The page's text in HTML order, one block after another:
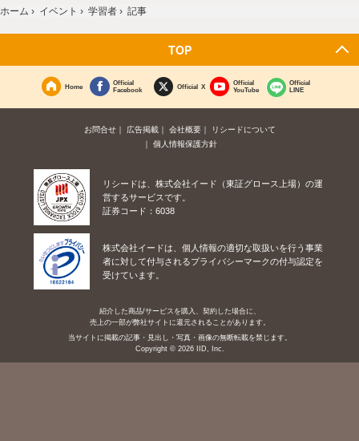
ホーム › イベント › 学習者 › 記事
TOP
Home
Official
Facebook
Official X
Official
YouTube
Official
LINE
お問合せ 広告掲載 会社概要
リシードについて
個人情報保護方針
リシードは、株式会社イード（東証グロース上場）の運
営するサービスです。
証券コード：6038
株式会社イードは、個人情報の適切な取扱いを行う事業
者に対して付与されるプライバシーマークの付与認定を
受けています。
紹介した商品/サービスを購入、契約した場合に、
売上の一部が弊社サイトに還元されることがあります。
当サイトに掲載の記事・見出し・写真・画像の無断転載を禁じます。
Copyright © 2026 IID, Inc.